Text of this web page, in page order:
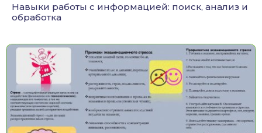
Навыки работы с информацией: поиск, анализ и
обработка